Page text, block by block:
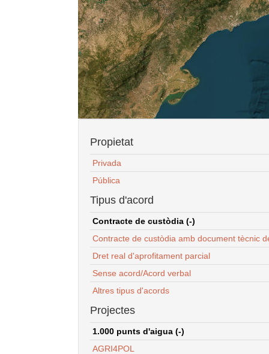
Propietat
Privada
Pública
Tipus d'acord
Contracte de custòdia (-)
Contracte de custòdia amb document tècnic
Dret real d'aprofitament parcial
Sense acord/Acord verbal
Altres tipus d'acords
Projectes
1.000 punts d'aigua (-)
AGRI4POL